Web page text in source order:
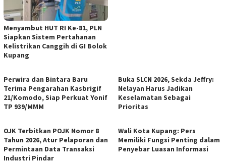
Menyambut HUT RI Ke-81, PLN
Siapkan Sistem Pertahanan
Kelistrikan Canggih di GI Bolok
Kupang
Perwira dan Bintara Baru
Terima Pengarahan Kasbrigif
21/Komodo, Siap Perkuat Yonif
TP 939/MMM
Buka SLCN 2026, Sekda Jeffry:
Nelayan Harus Jadikan
Keselamatan Sebagai
Prioritas
OJK Terbitkan POJK Nomor 8
Tahun 2026, Atur Pelaporan dan
Permintaan Data Transaksi
Industri Pindar
Wali Kota Kupang: Pers
Memiliki Fungsi Penting dalam
Penyebar Luasan Informasi